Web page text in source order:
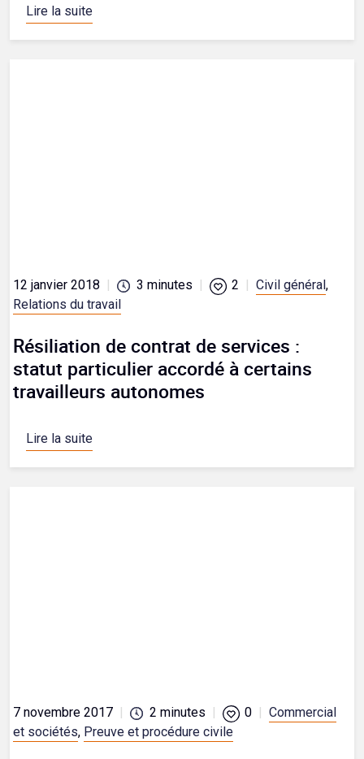
Lire la suite
12 janvier 2018 3 minutes 2 Civil général,
Relations du travail
Résiliation de contrat de services :
statut particulier accordé à certains
travailleurs autonomes
Lire la suite
7 novembre 2017 2 minutes 0
Commercial
et sociétés, Preuve et procédure civile